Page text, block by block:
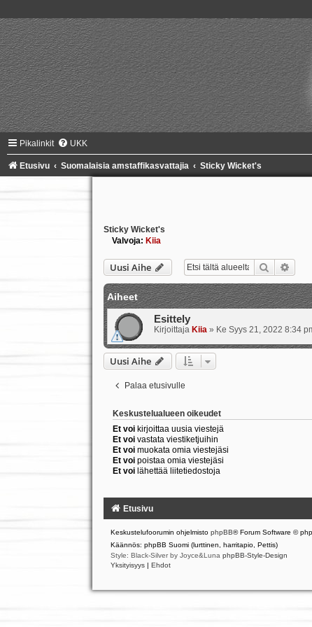
Pikalinkit UKK
Etusivu Suomalaisia amstaffikasvattajia Sticky Wicket's
Sticky Wicket's
Valvoja: Kiia
Uusi Aihe Etsi
Aiheet
Esittely
Kirjoittaja Kiia» Ke Syys 21, 2022 8:34
Uusi Aihe
Palaa etusivulle
Keskustelualueen oikeudet
Et voikirjoittaa uusia viestejä
Et voivastata viestiketjuihin
Et voimuokata omia viestejäsi
Et voipoistaa omia viestejäsi
Et voilähettää liitetiedostoja
Etusivu
Keskustelufoorumin ohjelmisto phpBB® Forum Software ©
Käännös: phpBB Suomi (lurttinen, harritapio, Pettis)
Style: Black-Silver by Joyce&Luna phpBB-Style-Design
Yksityisyys
Ehdot